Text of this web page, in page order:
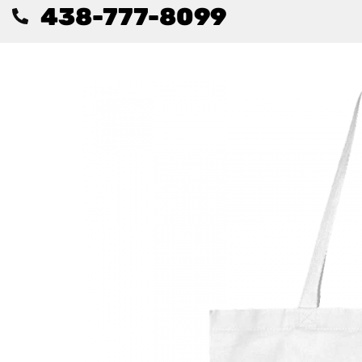
438-777-8099